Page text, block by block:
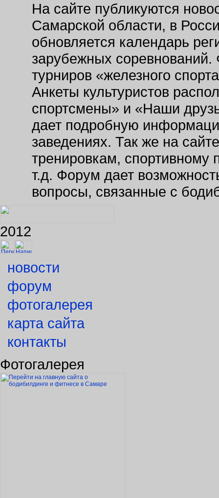
На сайте публикуются
Самарской области, в
обновляется календарь
зарубежных соревнований.
турниров «железного
Анкеты культуристов
спортсмены» и «Наши
дает подробную
заведениях. Так же на
тренировкам, спортивному
т.д. Форум дает
вопросы, связанные с
2012
новости
форум
фотогалерея
карта сайта
контакты
Фотогалерея